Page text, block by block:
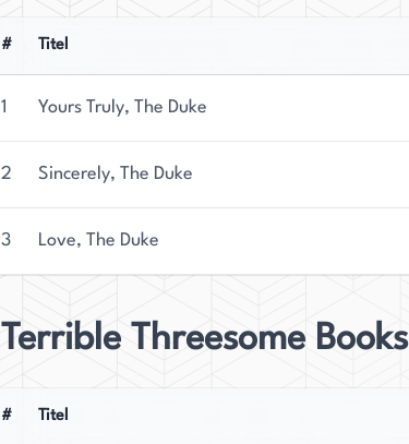
# Titel
1 Yours Truly, The Duke
2 Sincerely, The Duke
3 Love, The Duke
Terrible Threesome Books
# Titel